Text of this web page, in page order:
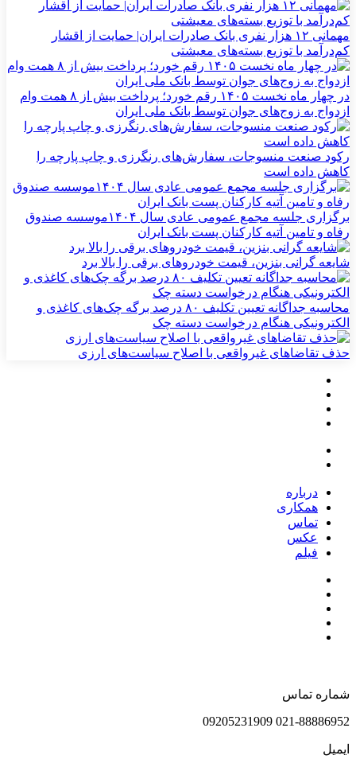
مهمانی ۱۲ هزار نفری بانک صادرات ایران| حمایت از اقشار
کم‌درآمد با توزیع بسته‌های معیشتی
در چهار ماه نخست ۱۴۰۵ رقم خورد؛ پرداخت بیش از ۸ همت وام
ازدواج به زوج‌های جوان توسط بانک ملی ایران
رکود صنعت منسوجات، سفارش‌های رنگرزی و چاپ پارچه را
کاهش داده است
برگزاری جلسه مجمع عمومی عادی سال ۱۴۰۴موسسه صندوق
رفاه و تامین آتیه کارکنان پست بانک ایران
شایعه گرانی بنزین، قیمت خودروهای برقی را بالا برد
محاسبه جداگانه تعیین تکلیف ۸۰ درصد برگه چک‌های کاغذی و
الکترونیکی هنگام درخواست دسته چک
حذف تقاضاهای غیرواقعی با اصلاح سیاست‌های ارزی
درباره
همکاری
تماس
عکس
فیلم
شماره تماس
021-88886952 09205231909
ایمیل